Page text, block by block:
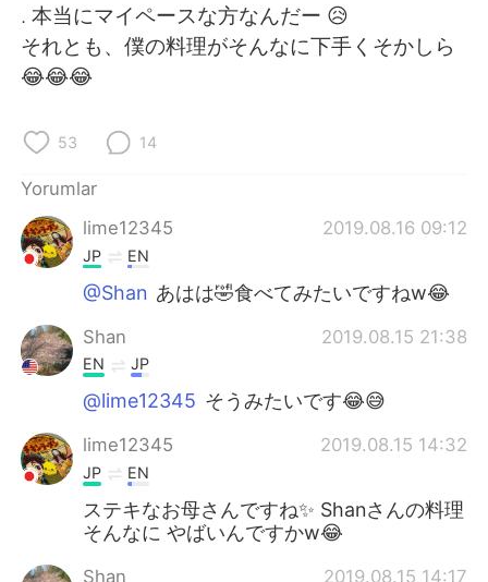
English 简体中文
繁體中文
العربية
Deutsch
한국어
Indonesia
Italiano
Português
. 本当にマイペースな方なんだー 😥
それとも、僕の料理がそんなに下手くそかしら
😂😂😂
53 14
Yorumlar
lime12345
2019.08.16 09:12
JP EN
@Shan あはは🤣食べてみたいですねw😂
Shan 2019.08.15 21:38
EN JP
@lime12345 そうみたいです😂😅
lime12345 2019.08.15 14:32
JP EN
ステキなお母さんですね✨ Shanさんの料理
そんなに やばいんですかw😂
Shan 2019.08.15 14:17